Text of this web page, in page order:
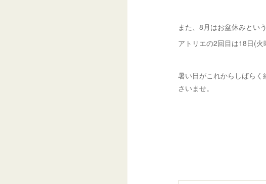
また、8月はお盆休みとい
アトリエの2回目は18日(火
暑い日がこれからしばら
さいませ。